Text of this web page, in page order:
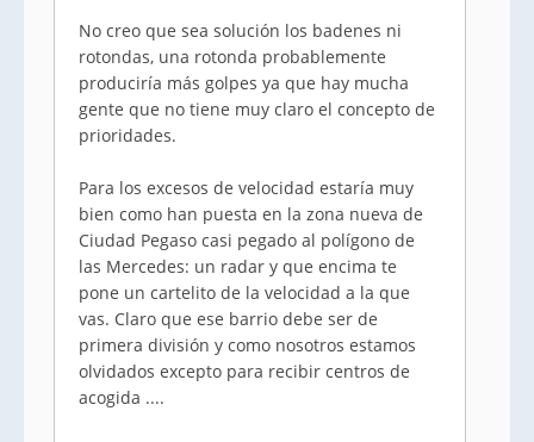
No creo que sea solución los badenes ni
rotondas, una rotonda probablemente
produciría más golpes ya que hay mucha
gente que no tiene muy claro el concepto de
prioridades.
Para los excesos de velocidad estaría muy
bien como han puesta en la zona nueva de
Ciudad Pegaso casi pegado al polígono de
las Mercedes: un radar y que encima te
pone un cartelito de la velocidad a la que
vas. Claro que ese barrio debe ser de
primera división y como nosotros estamos
olvidados excepto para recibir centros de
acogida ....